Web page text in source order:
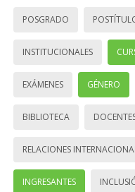
POSGRADO
INSTITUCIONALES
EXÁMENES GÉNERO
BIBLIOTECA
RELACIONES
INGRESANTES